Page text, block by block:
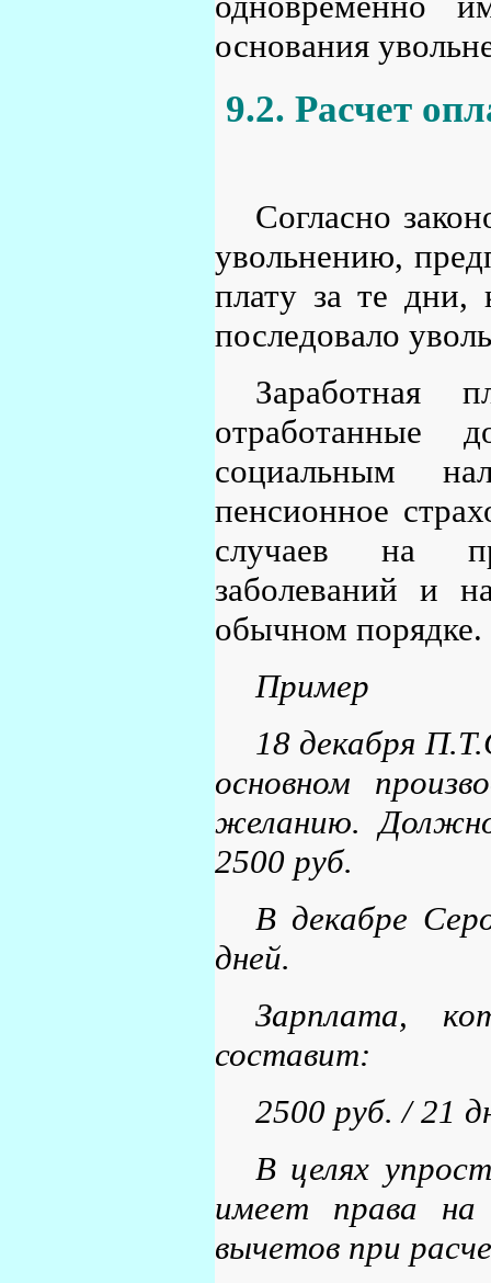
основания
9.2. Расчет
Согласно
увольнению,
плату за те дни,
последовало
Заработная
отработанные
социальным
пенсионное
случаев на
заболеваний и
обычном порядке.
Пример
18 декабря
основном
желанию.
2500 руб.
В декабре
дней.
Зарплата,
составит:
2500 руб. / 21
В целях
имеет права на
вычетов при